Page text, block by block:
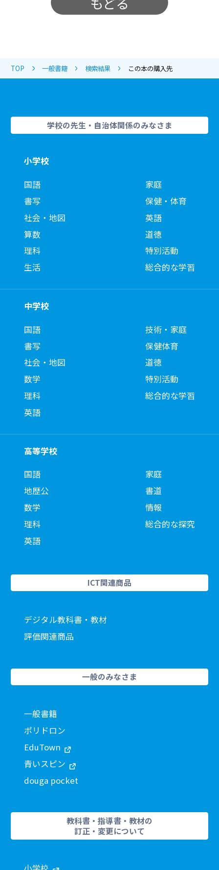
TOP 一般書籍 検索結果 この本の購入先
学校の先生・自治体関係のみなさま
小学校
国語
書写
社会・地図
算数
理科
生活
家庭
保健・体育
英語
道徳
特別活動
総合的な学習
中学校
国語
書写
社会・地図
数学
理科
英語
技術・家庭
保健体育
道徳
特別活動
総合的な学習
高等学校
国語
地歴公
数学
理科
英語
家庭
書道
情報
総合的な探究
ICT関連商品
デジタル教科書・教材
評価関連商品
一般のみなさま
一般書籍
ポリドロン
EduTown
青いスピン
douga pocket
教科書・指導書・教材の
訂正・変更について